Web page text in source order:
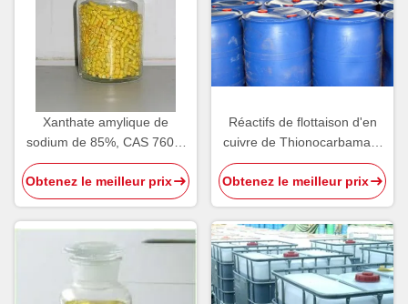
Xanthate amylique de
sodium de 85%, CAS 7607-
99-0 réactifs de flottaison de
mousse pour le mien
Obtenez le meilleur prix
Réactifs de flottaison d'en
cuivre de Thionocarbamate
d'O-Isopropyle-N-éthyle de
collecteur de pH 5-6 IPETC
Obtenez le meilleur prix